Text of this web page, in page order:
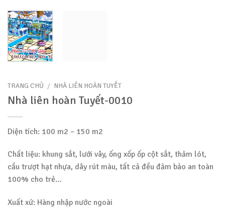
TRANG CHỦ / NHÀ LIÊN HOÀN TUYẾT
Nhà liên hoàn Tuyết-0010
Diện tích: 100 m2 – 150 m2
Chất liệu: khung sắt, lưới vây, ống xốp ốp cột sắt, thảm lót,
cầu trượt hạt nhựa, dây rút màu, tất cả đều đảm bảo an toàn
100% cho trẻ…
Xuất xứ: Hàng nhập nước ngoài